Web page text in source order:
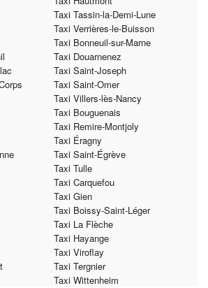
Taxi Tassin-la-Demi-Lune
Taxi Verrières-le-Buisson
Taxi Bonneuil-sur-Marne
Taxi Douarnenez
Taxi Saint-Joseph
Taxi Saint-Omer
Taxi Villers-lès-Nancy
Taxi Bouguenais
Taxi Remire-Montjoly
Taxi Éragny
Taxi Saint-Égrève
Taxi Tulle
Taxi Carquefou
Taxi Gien
Taxi Boissy-Saint-Léger
Taxi La Flèche
Taxi Hayange
Taxi Viroflay
Taxi Tergnier
Taxi Wittenheim